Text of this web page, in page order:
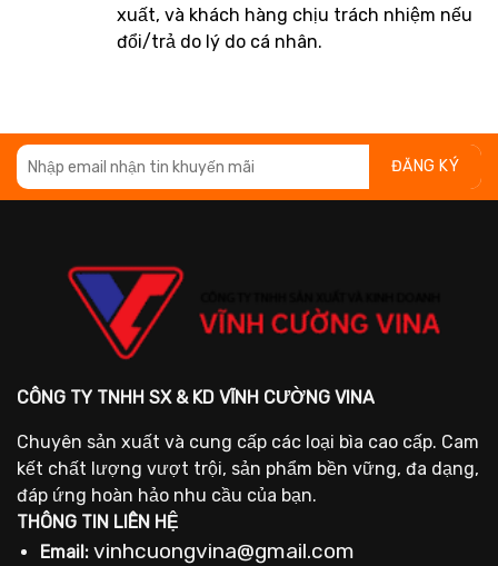
xuất, và khách hàng chịu trách nhiệm nếu
đổi/trả do lý do cá nhân.
CÔNG TY TNHH SX & KD VĨNH CƯỜNG VINA
Chuyên sản xuất và cung cấp các loại bìa cao cấp. Cam
kết chất lượng vượt trội, sản phẩm bền vững, đa dạng,
đáp ứng hoàn hảo nhu cầu của bạn.
THÔNG TIN LIÊN HỆ
Email: vinhcuongvina@gmail.com